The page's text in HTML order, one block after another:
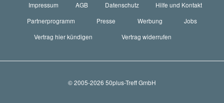
Impressum AGB Datenschutz
Hilfe und Kontakt
Partnerprogramm
Presse Werbung
Jobs
Vertrag hier kündigen
Vertrag widerrufen
© 2005-2026 50plus-Treff GmbH